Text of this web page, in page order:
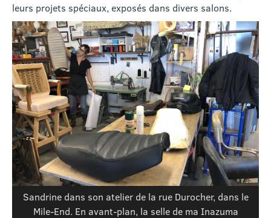
leurs projets spéciaux, exposés dans divers salons.
Sandrine dans son atelier de la rue Durocher, dans le
Mile-End. En avant-plan, la selle de ma Inazuma